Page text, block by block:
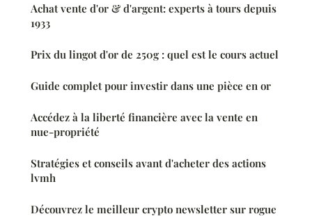
Achat vente d'or & d'argent: experts à tours depuis
1933
Prix du lingot d'or de 250g : quel est le cours actuel
Guide complet pour investir dans une pièce en or
Accédez à la liberté financière avec la vente en
nue-propriété
Stratégies et conseils avant d'acheter des actions
lvmh
Découvrez le meilleur crypto newsletter sur rogue